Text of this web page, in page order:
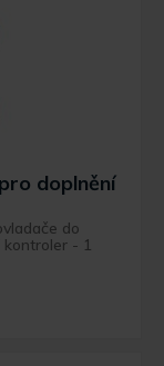
doplnění
do
kontroler - 1